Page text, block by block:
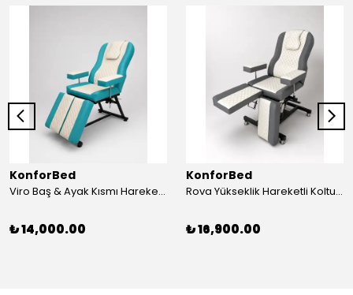
KonforBed
Viro Baş & Ayak Kısmı Hareketli Koltuk Çift Bacaklı
₺ 14,000.00
KonforBed
Rova Yükseklik Hareketli Koltuk (Hidrolik) Beyaz-Gri
₺ 16,900.00